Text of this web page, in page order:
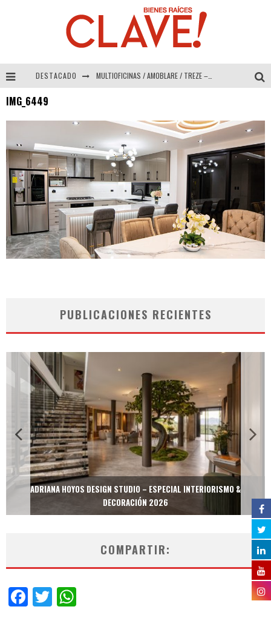
DESTACADO MULTIOFICINAS / AMOBLARE / TREZE – Especial Interiorismo & Decoración 2026
COLINEAL – Especial Interiorismo & Decoración 2026
ADRIANA HOYOS DESIGN STUDIO – Especial Interiorismo & Decoración 2026
IMG_6449
PUBLICACIONES RECIENTES
ADRIANA HOYOS DESIGN STUDIO – ESPECIAL INTERIORISMO &
DECORACIÓN 2026
COMPARTIR:
Facebook
Twitter